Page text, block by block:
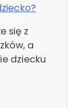
się z
a
dziecku